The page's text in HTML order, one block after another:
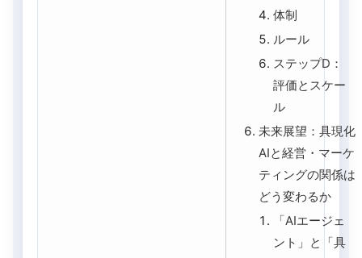
体制
ルール
ステップD：
評価とスケー
ル
未来展望：具現化
AIと経営・マーケ
ティングの関係は
どう変わるか
「AIエージェ
ント」と「具